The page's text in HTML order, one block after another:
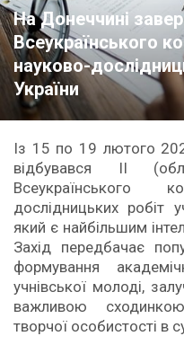
На Донеччині
Всеукраїнського
науково-
України
Із 15 по 19 лютого
відбувався ІІ
Всеукраїнського
дослідницьких робіт
який є найбільшим
Захід передбачає
формування
учнівської молоді,
важливою сходинкою
творчої особистості в